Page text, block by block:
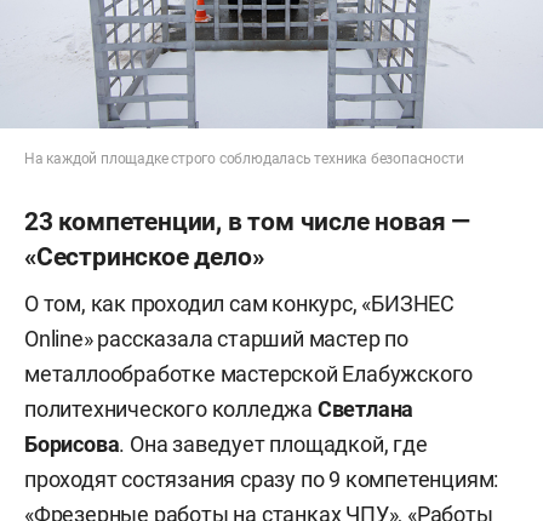
На каждой площадке строго соблюдалась техника безопасности
23 компетенции, в том числе новая —
«Сестринское дело»
О том, как проходил сам конкурс, «БИЗНЕС
Online» рассказала старший мастер по
металлообработке мастерской Елабужского
политехнического колледжа Светлана
Борисова. Она заведует площадкой, где
проходят состязания сразу по 9 компетенциям:
«Фрезерные работы на станках ЧПУ», «Работы